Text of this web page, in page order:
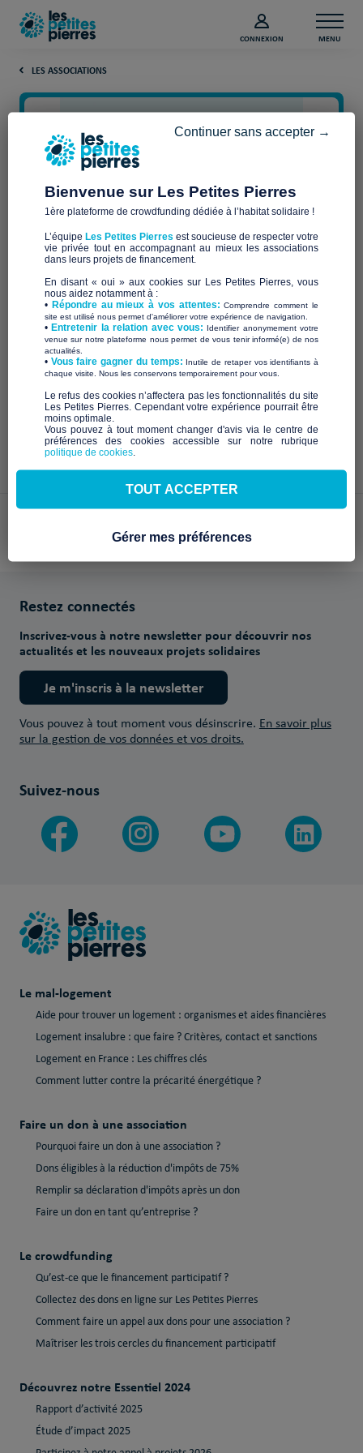
CONNEXION MENU
LES ASSOCIATIONS
SUR LE CHEMIN
Qui sommes-nous ?
À venir
Restez connectés
Inscrivez-vous à notre newsletter pour découvrir nos
actualités et les nouveaux projets solidaires
Je m'inscris à la newsletter
Vous pouvez à tout moment vous désinscrire. En savoir plus
sur la gestion de vos données et vos droits.
Suivez-nous
Le mal-logement
Aide pour trouver un logement : organismes et aides financières
Logement insalubre : que faire ? Critères, contact et sanctions
Logement en France : Les chiffres clés
Comment lutter contre la précarité énergétique ?
Faire un don à une association
Pourquoi faire un don à une association ?
Dons éligibles à la réduction d'impôts de 75%
Remplir sa déclaration d'impôts après un don
Faire un don en tant qu’entreprise ?
Le crowdfunding
Qu’est-ce que le financement participatif ?
Collectez des dons en ligne sur Les Petites Pierres
Comment faire un appel aux dons pour une association ?
Maîtriser les trois cercles du financement participatif
Découvrez notre Essentiel 2024
Rapport d’activité 2025
Étude d’impact 2025
Bienvenue sur Les Petites Pierres
1ère plateforme de crowdfunding dédiée à l’habitat solidaire !
L’équipe Les Petites Pierres est soucieuse de respecter votre
vie privée tout en accompagnant au mieux les associations
dans leurs projets de financement.
En disant « oui » aux cookies sur Les Petites Pierres, vous
nous aidez notamment à :
• Répondre au mieux à vos attentes:Comprendre comment le
site est utilisé nous permet d'améliorer votre expérience de navigation.
•Entretenir la relation avec vous: Identifier anonymement votre
venue sur notre plateforme nous permet de vous tenir informé(e) de nos
actualités.
​• Vous faire gagner du temps: Inutile de retaper vos identifiants à
chaque visite. Nous les conservons temporairement pour vous.
​Le refus des cookies n’affectera pas les fonctionnalités du site
Les Petites Pierres. Cependant votre expérience pourrait être
moins optimale.​
Vous pouvez à tout moment changer d'avis via le centre de
préférences des cookies accessible sur notre rubrique
politique de cookies
Continuer sans accepter →
TOUT ACCEPTER
Gérer mes préférences